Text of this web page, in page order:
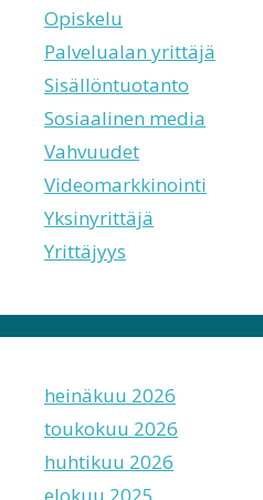
Opiskelu
Palvelualan yrittäjä
Sisällöntuotanto
Sosiaalinen media
Vahvuudet
Videomarkkinointi
Yksinyrittäjä
Yrittäjyys
heinäkuu 2026
toukokuu 2026
huhtikuu 2026
elokuu 2025